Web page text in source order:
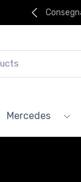
Mercedes